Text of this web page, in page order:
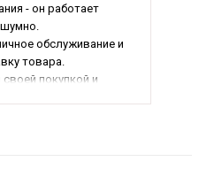
- он работает
обслуживание и
товара.
покупкой и